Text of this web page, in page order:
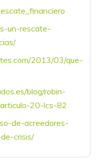
un-rescate-
2013/03/que-
blog/robin-
20-lcs-82
de-acreedores-
crisis/